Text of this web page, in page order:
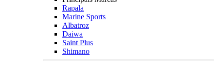
Rapala
Marine Sports
Albatroz
Daiwa
Saint Plus
Shimano